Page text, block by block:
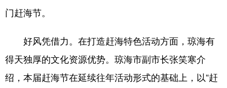
门赶海节。
好风凭借力。在打造赶海特色活动方面，琼海有
得天独厚的文化资源优势。琼海市副市长张笑寒介
绍，本届赶海节在延续往年活动形式的基础上，以“赶